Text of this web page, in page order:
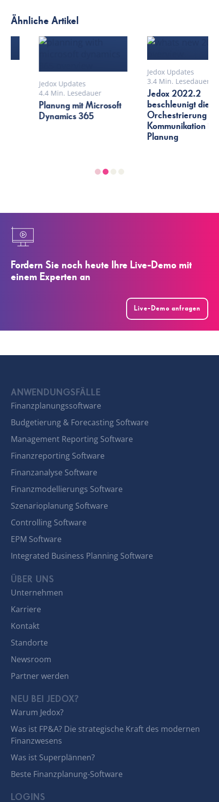
Ähnliche Artikel
Jedox Updates
3.4 Min. Lesedauer
Jedox 2022.2
beschleunigt die
Orchestrierung und
Jedox Updates
4.3 Min. Lesedauer
Release 2022.3 der
Jedox-Plattform bietet
und Planungshilfen
einem Experten an
Live-Demo anfragen
ANWENDUNGSFÄLLE
Finanzplanungssoftware
Budgetierung & Forecasting Software
Management Reporting Software
Finanzreporting Software
Finanzanalyse Software
Finanzmodellierungs Software
Szenarioplanung Software
Controlling Software
EPM Software
Unternehmen
Warum Jedox?
Was ist FP&A? Die strategische Kraft des modernen
Finanzwesens
Beste Finanzplanung-Software